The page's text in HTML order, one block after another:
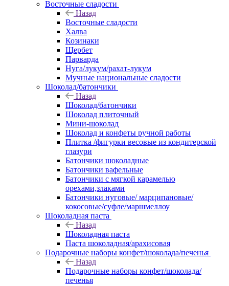
Восточные сладости
Назад
Восточные сладости
Халва
Козинаки
Щербет
Парварда
Нуга/лукум/рахат-лукум
Мучные национальные сладости
Шоколад/батончики
Назад
Шоколад/батончики
Шоколад плиточный
Мини-шоколад
Шоколад и конфеты ручной работы
Плитка /фигурки весовые из кондитерской
глазури
Батончики шоколадные
Батончики вафельные
Батончики с мягкой карамелью
орехами,злаками
Батончики нуговые/ марципановые/
кокосовые/суфле/маршмеллоу
Шоколадная паста
Назад
Шоколадная паста
Паста шоколадная/арахисовая
Подарочные наборы конфет/шоколада/печенья
Назад
Подарочные наборы конфет/шоколада/
печенья